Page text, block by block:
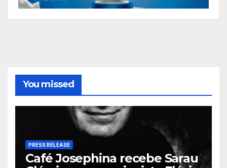
You missed
PRESS RELEASE
Café Josephina recebe Sarau